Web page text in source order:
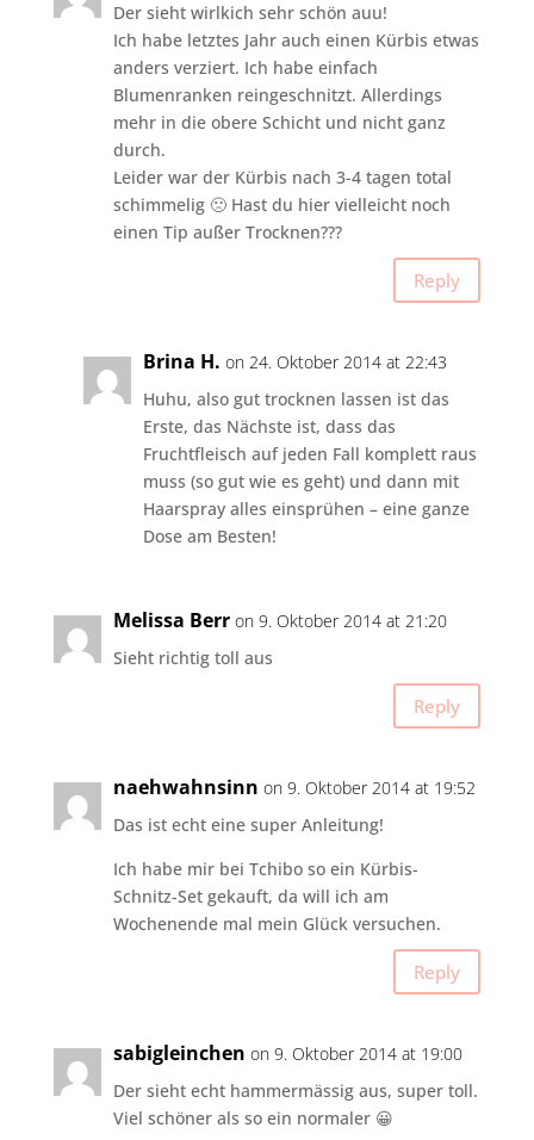
Der sieht wirlkich sehr schön auu!
Ich habe letztes Jahr auch einen Kürbis etwas
anders verziert. Ich habe einfach
Blumenranken reingeschnitzt. Allerdings
mehr in die obere Schicht und nicht ganz
durch.
Leider war der Kürbis nach 3-4 tagen total
schimmelig 🙁 Hast du hier vielleicht noch
einen Tip außer Trocknen???
Reply
Brina H. on 24. Oktober 2014 at 22:43
Huhu, also gut trocknen lassen ist das
Erste, das Nächste ist, dass das
Fruchtfleisch auf jeden Fall komplett raus
muss (so gut wie es geht) und dann mit
Haarspray alles einsprühen – eine ganze
Dose am Besten!
Melissa Berr on 9. Oktober 2014 at 21:20
Sieht richtig toll aus
Reply
naehwahnsinn on 9. Oktober 2014 at 19:52
Das ist echt eine super Anleitung!
Ich habe mir bei Tchibo so ein Kürbis-
Schnitz-Set gekauft, da will ich am
Wochenende mal mein Glück versuchen.
Reply
sabigleinchen on 9. Oktober 2014 at 19:00
Der sieht echt hammermässig aus, super toll.
Viel schöner als so ein normaler 😀